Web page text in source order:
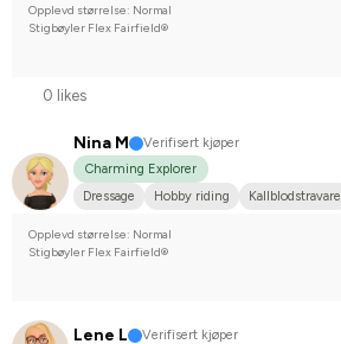
Opplevd størrelse: Normal
Stigbøyler Flex Fairfield®
0 likes
Nina M
Verifisert kjøper
Charming Explorer
Dressage
Hobby riding Kallblodstravare
Opplevd størrelse: Normal
Stigbøyler Flex Fairfield®
Lene L Verifisert kjøper